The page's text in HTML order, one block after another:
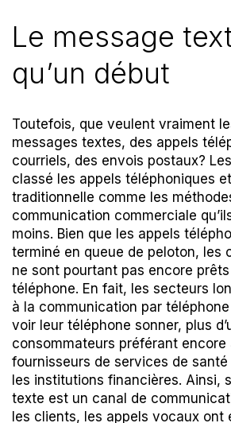
Le message
qu’un début
Toutefois, que veulent vraiment
messages textes, des appels
courriels, des envois postaux?
classé les appels téléphoniques
traditionnelle comme les
communication commerciale
moins. Bien que les appels
terminé en queue de peloton, les
ne sont pourtant pas encore
téléphone. En fait, les secteurs
à la communication par
voir leur téléphone sonner, plus
consommateurs préférant encore
fournisseurs de services de
les institutions financières. Ainsi,
texte est un canal de
les clients, les appels vocaux ont